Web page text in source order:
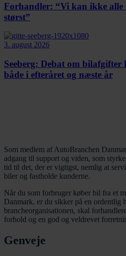
Forhandler: “Vi kan ikke
størst”
3. august 2026
Seeberg: Debat om
både i efteråret og næste år
Som medlem af AutoBranchen
adgang til support og viden, som
tid til det, der er vigtigst, nemlig at
biler og fastholde kunderne.
Når du som forbruger køber bil fra et
Danmark, er du sikker på en ordentlig
brancheorganisationen, skal
forhold og en god og veldrevet
Genveje